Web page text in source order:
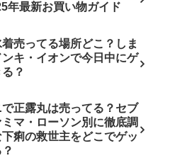
年最新お買い物ガイド
売ってる場所どこ？しま
キ・イオンで今日中にゲ
？
で正露丸は売ってる？セブ
ミマ・ローソン別に徹底調
痢の救世主をどこでゲッ